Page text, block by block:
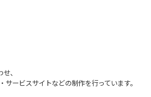
、
サービスサイトなどの制作を行っています。